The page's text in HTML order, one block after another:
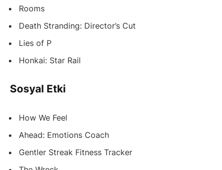
Rooms
Death Stranding: Director’s Cut
Lies of P
Honkai: Star Rail
Sosyal Etki
How We Feel
Ahead: Emotions Coach
Gentler Streak Fitness Tracker